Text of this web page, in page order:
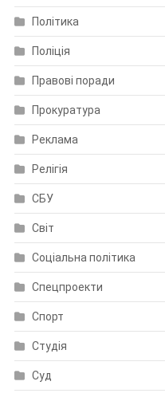
Політика
Поліція
Правові поради
Прокуратура
Реклама
Релігія
СБУ
Світ
Соціальна політика
Спецпроекти
Спорт
Студія
Суд